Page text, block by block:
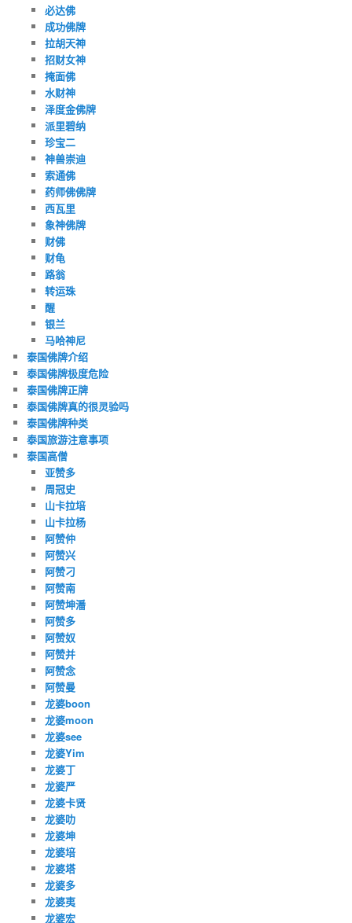
必达佛
成功佛牌
拉胡天神
招财女神
掩面佛
水财神
泽度金佛牌
派里碧纳
珍宝二
神兽崇迪
索通佛
药师佛佛牌
西瓦里
象神佛牌
财佛
财龟
路翁
转运珠
醒
银兰
马哈神尼
泰国佛牌介绍
泰国佛牌极度危险
泰国佛牌正牌
泰国佛牌真的很灵验吗
泰国佛牌种类
泰国旅游注意事项
泰国高僧
亚赞多
周冠史
山卡拉培
山卡拉杨
阿赞仲
阿赞兴
阿赞刁
阿赞南
阿赞坤潘
阿赞多
阿赞奴
阿赞并
阿赞念
阿赞曼
龙婆boon
龙婆moon
龙婆see
龙婆Yim
龙婆丁
龙婆严
龙婆卡贤
龙婆叻
龙婆坤
龙婆培
龙婆塔
龙婆多
龙婆夷
龙婆宏